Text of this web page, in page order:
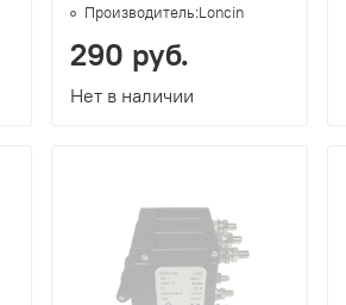
Производитель:Loncin
Нет в наличии
290 руб.